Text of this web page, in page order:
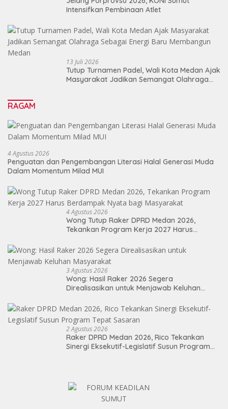
Intensifkan Pembinaan Atlet
13 Juli 2026
Tutup Turnamen Padel, Wali Kota Medan Ajak
Masyarakat Jadikan Semangat Olahraga
RAGAM
4 Agustus 2026
Penguatan dan Pengembangan Literasi Halal Generasi Muda
Dalam Momentum Milad MUI
4 Agustus 2026
Wong Tutup Raker DPRD Medan 2026,
Tekankan Program Kerja 2027 Harus
3 Agustus 2026
Wong: Hasil Raker 2026 Segera
Direalisasikan untuk Menjawab Keluhan
2 Agustus 2026
Raker DPRD Medan 2026, Rico Tekankan
Sinergi Eksekutif-Legislatif Susun Program